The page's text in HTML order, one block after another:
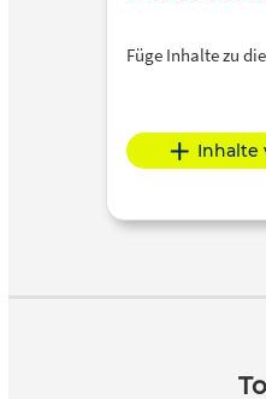
Füge Inhalte zu
Inhalte